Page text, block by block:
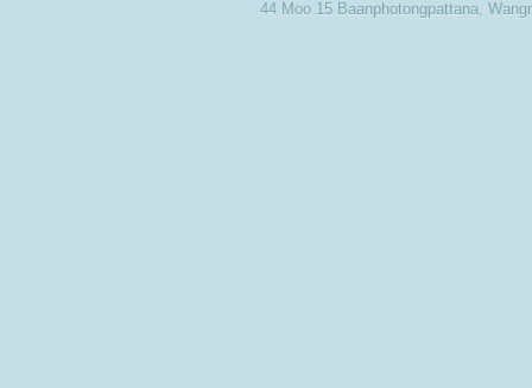
44 Moo 15 Baanphotongpattana,